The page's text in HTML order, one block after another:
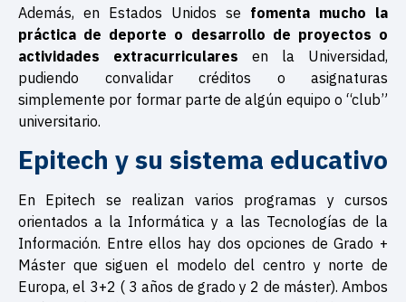
Además, en Estados Unidos se fomenta mucho la
práctica de deporte o desarrollo de proyectos o
actividades extracurriculares en la Universidad,
pudiendo convalidar créditos o asignaturas
simplemente por formar parte de algún equipo o “club”
universitario.
Epitech y su sistema educativo
En Epitech se realizan varios programas y cursos
orientados a la Informática y a las Tecnologías de la
Información. Entre ellos hay dos opciones de Grado +
Máster que siguen el modelo del centro y norte de
Europa, el 3+2 ( 3 años de grado y 2 de máster). Ambos